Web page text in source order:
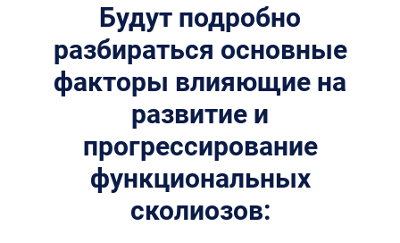
Будут подробно
разбираться основные
факторы влияющие на
развитие и
прогрессирование
функциональных
сколиозов: